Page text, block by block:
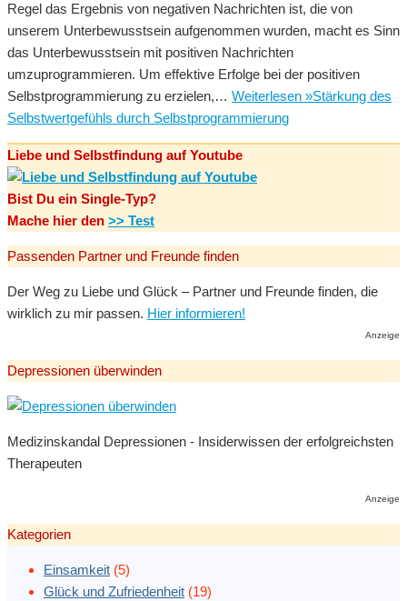
Regel das Ergebnis von negativen Nachrichten ist, die von
unserem Unterbewusstsein aufgenommen wurden, macht es Sinn
das Unterbewusstsein mit positiven Nachrichten
umzuprogrammieren. Um effektive Erfolge bei der positiven
Selbstprogrammierung zu erzielen,… Weiterlesen »Stärkung des
Selbstwertgefühls durch Selbstprogrammierung
Liebe und Selbstfindung auf Youtube
Bist Du ein Single-Typ?
Mache hier den >> Test
Passenden Partner und Freunde finden
Der Weg zu Liebe und Glück – Partner und Freunde finden, die
wirklich zu mir passen. Hier informieren!
Anzeige
Depressionen überwinden
Medizinskandal Depressionen - Insiderwissen der erfolgreichsten
Therapeuten
Anzeige
Kategorien
Einsamkeit (5)
Glück und Zufriedenheit (19)